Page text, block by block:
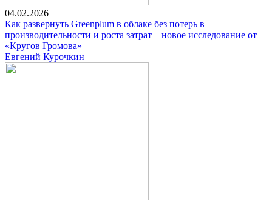
04.02.2026
Как развернуть Greenplum в облаке без потерь в
производительности и роста затрат – новое исследование от
«Кругов Громова»
Евгений Курочкин